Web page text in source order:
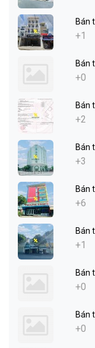
Bán
+1
Bán
+0
Bán
+2
Bán
+3
Bán
+6
Bán
+1
Bán
+0
Bán
+0